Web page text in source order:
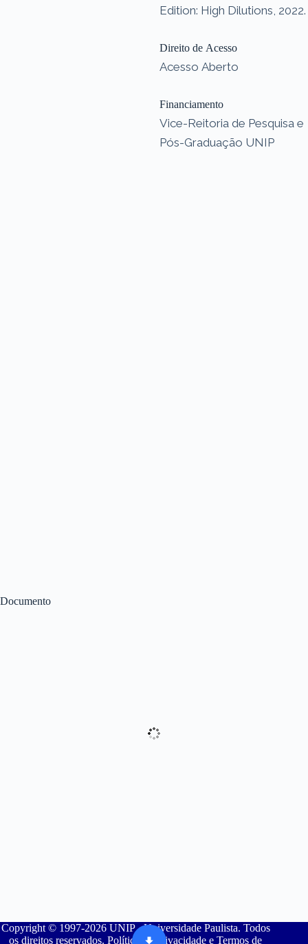
Documento
Edition: High Dilutions, 2022.
Direito de Acesso
Acesso Aberto
Financiamento
Vice-Reitoria de Pesquisa e
Pós-Graduação UNIP
Copyright © 1997-2026 UNIP - Universidade Paulista. Todos
os direitos reservados. Política de Privacidade e Termos de